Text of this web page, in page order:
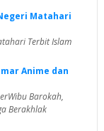
Matahari
Terbit Islam
Anime dan
Barokah,
Berakhlak